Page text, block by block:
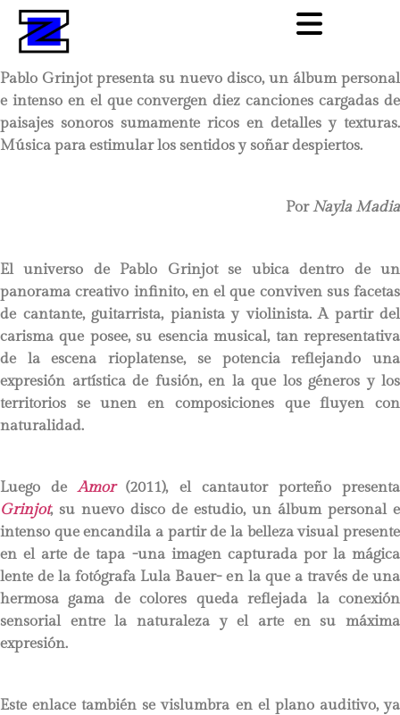
Pablo Grinjot presenta su nuevo disco, un álbum personal
e intenso en el que convergen diez canciones cargadas de
paisajes sonoros sumamente ricos en detalles y texturas.
Música para estimular los sentidos y soñar despiertos.
PorNayla Madia
El universo de Pablo Grinjot se ubica dentro de un
panorama creativo infinito, en el que conviven sus facetas
de cantante, guitarrista, pianista y violinista. A partir del
carisma que posee, su esencia musical, tan representativa
de la escena rioplatense, se potencia reflejando una
expresión artística de fusión, en la que los géneros y los
territorios se unen en composiciones que fluyen con
naturalidad.
Luego deAmor(2011), el cantautor porteño presenta
Grinjot, su nuevo disco de estudio, un álbum personal e
intenso que encandila a partir de la belleza visual presente
en el arte de tapa -una imagen capturada por la mágica
lente de la fotógrafa Lula Bauer- en la que a través de una
hermosa gama de colores queda reflejada la conexión
sensorial entre la naturaleza y el arte en su máxima
expresión.
Este enlace también se vislumbra en el plano auditivo, ya